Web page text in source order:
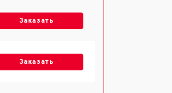
Заказать
Заказать